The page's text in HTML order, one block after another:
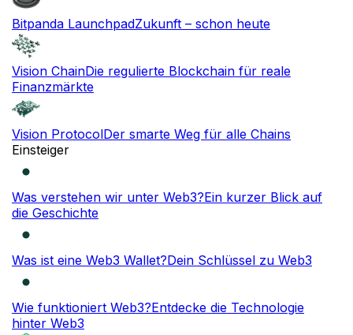
Bitpanda LaunchpadZukunft – schon heute
Vision ChainDie regulierte Blockchain für reale
Finanzmärkte
Vision ProtocolDer smarte Weg für alle Chains
Einsteiger
Was verstehen wir unter Web3?Ein kurzer Blick auf
die Geschichte
Was ist eine Web3 Wallet?Dein Schlüssel zu Web3
Wie funktioniert Web3?Entdecke die Technologie
hinter Web3